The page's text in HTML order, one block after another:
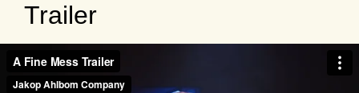
Trailer